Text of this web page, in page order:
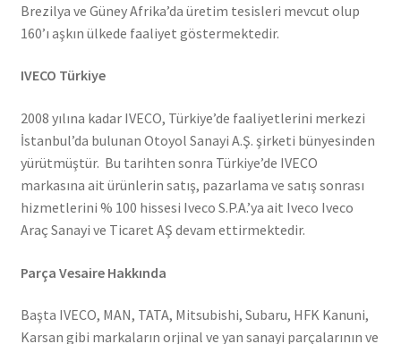
Brezilya ve Güney Afrika’da üretim tesisleri mevcut olup
160’ı aşkın ülkede faaliyet göstermektedir.
IVECO Türkiye
2008 yılına kadar IVECO, Türkiye’de faaliyetlerini merkezi
İstanbul’da bulunan Otoyol Sanayi A.Ş. şirketi bünyesinden
yürütmüştür. Bu tarihten sonra Türkiye’de IVECO
markasına ait ürünlerin satış, pazarlama ve satış sonrası
hizmetlerini % 100 hissesi Iveco S.P.A.’ya ait Iveco Iveco
Araç Sanayi ve Ticaret AŞ devam ettirmektedir.
Parça Vesaire Hakkında
Başta IVECO, MAN, TATA, Mitsubishi, Subaru, HFK Kanuni,
Karsan gibi markaların orjinal ve yan sanayi parçalarının ve